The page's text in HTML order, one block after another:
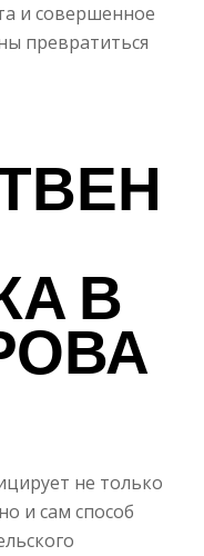
и совершенное
превратиться
В
не только
и сам способ